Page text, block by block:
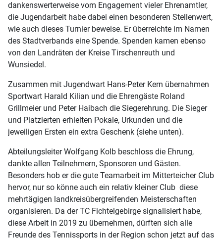
dankenswerterweise vom Engagement vieler Ehrenamtler,
die Jugendarbeit habe dabei einen besonderen Stellenwert,
wie auch dieses Turnier beweise. Er überreichte im Namen
des Stadtverbands eine Spende. Spenden kamen ebenso
von den Landräten der Kreise Tirschenreuth und
Wunsiedel.
Zusammen mit Jugendwart Hans-Peter Kern übernahmen
Sportwart Harald Kilian und die Ehrengäste Roland
Grillmeier und Peter Haibach die Siegerehrung. Die Sieger
und Platzierten erhielten Pokale, Urkunden und die
jeweiligen Ersten ein extra Geschenk (siehe unten).
Abteilungsleiter Wolfgang Kolb beschloss die Ehrung,
dankte allen Teilnehmern, Sponsoren und Gästen.
Besonders hob er die gute Teamarbeit im Mitterteicher Club
hervor, nur so könne auch ein relativ kleiner Club diese
mehrtägigen landkreisübergreifenden Meisterschaften
organisieren. Da der TC Fichtelgebirge signalisiert habe,
diese Arbeit in 2019 zu übernehmen, dürften sich alle
Freunde des Tennissports in der Region schon jetzt auf das